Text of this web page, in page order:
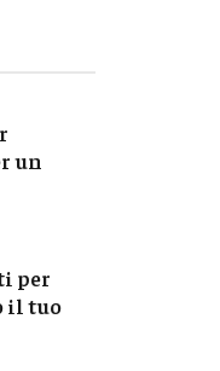
un
per
il tuo